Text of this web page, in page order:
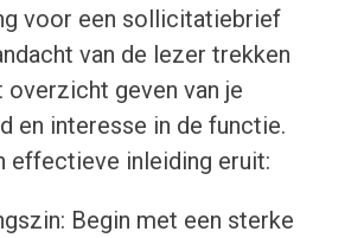
voor een sollicitatiebrief
van de lezer trekken
overzicht geven van je
en interesse in de functie.
effectieve inleiding eruit:
Begin met een sterke